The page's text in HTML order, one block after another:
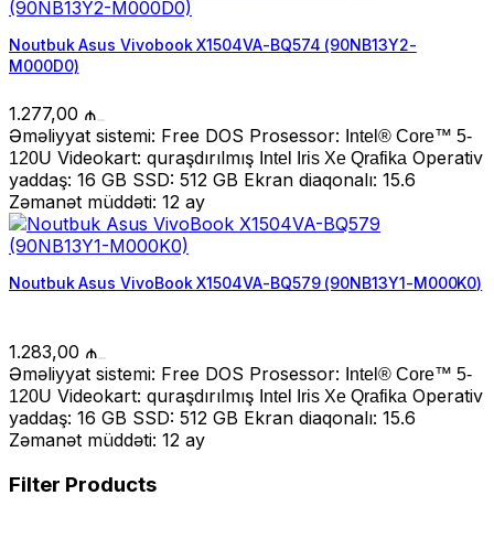
Noutbuk Asus Vivobook X1504VA-BQ574 (90NB13Y2-
M000D0)
1.277,00 ₼
Əməliyyat sistemi: Free DOS Prosessor:
Intel® Core™ 5-
120U Videokart: quraşdırılmış Intel Iris Xe Qrafika Operativ
yaddaş: 16 GB SSD: 512 GB Ekran diaqonalı: 15.6
Zəmanət müddəti: 12 ay
Noutbuk Asus VivoBook X1504VA-BQ579 (90NB13Y1-M000K0)
1.283,00 ₼
Əməliyyat sistemi: Free DOS Prosessor:
Intel® Core™ 5-
120U Videokart: quraşdırılmış Intel Iris Xe Qrafika Operativ
yaddaş: 16 GB SSD: 512 GB Ekran diaqonalı: 15.6
Zəmanət müddəti: 12 ay
Filter Products